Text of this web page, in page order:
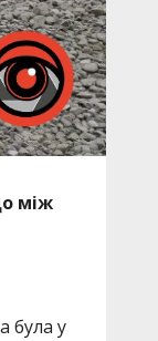
між
була у